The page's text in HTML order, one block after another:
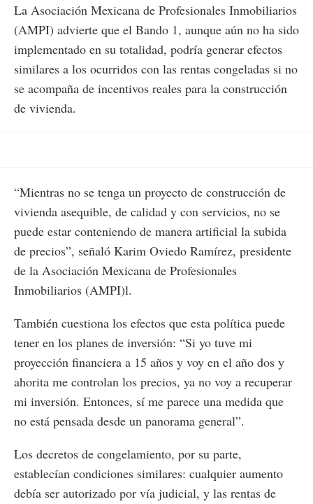
La Asociación Mexicana de Profesionales Inmobiliarios
(AMPI) advierte que el Bando 1, aunque aún no ha sido
implementado en su totalidad, podría generar efectos
similares a los ocurridos con las rentas congeladas si no
se acompaña de incentivos reales para la construcción
de vivienda.
“Mientras no se tenga un proyecto de construcción de
vivienda asequible, de calidad y con servicios, no se
puede estar conteniendo de manera artificial la subida
de precios”, señaló Karim Oviedo Ramírez, presidente
de la Asociación Mexicana de Profesionales
Inmobiliarios (AMPI)l.
También cuestiona los efectos que esta política puede
tener en los planes de inversión: “Si yo tuve mi
proyección financiera a 15 años y voy en el año dos y
ahorita me controlan los precios, ya no voy a recuperar
mi inversión. Entonces, sí me parece una medida que
no está pensada desde un panorama general”.
Los decretos de congelamiento, por su parte,
establecían condiciones similares: cualquier aumento
debía ser autorizado por vía judicial, y las rentas de